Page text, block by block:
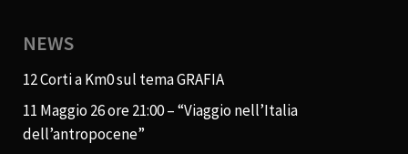
NEWS
12 Corti a Km0 sul tema GRAFIA
11 Maggio 26 ore 21:00 – “Viaggio nell’Italia
dell’antropocene”